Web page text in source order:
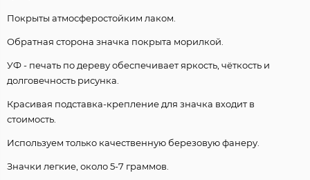
Покрыты атмосферостойким лаком.
Обратная сторона значка покрыта морилкой.
УФ - печать по дереву обеспечивает яркость, чёткость и
долговечность рисунка.
Красивая подставка-крепление для значка входит в
стоимость.
Используем только качественную березовую фанеру.
Значки легкие, около 5-7 граммов.